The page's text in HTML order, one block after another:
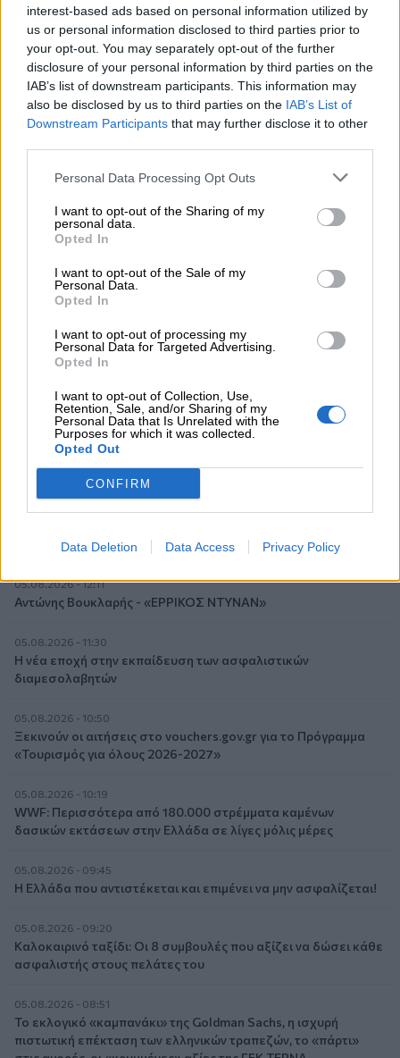
interest-based ads based on personal information utilized by
us or personal information disclosed to third parties prior to
your opt-out. You may separately opt-out of the further
disclosure of your personal information by third parties on the
IAB’s list of downstream participants. This information may
also be disclosed by us to third parties on the IAB’s List of
Downstream Participants that may further disclose it to other
Personal Data Processing Opt Outs
I want to opt-out of the Sharing of my
personal data.
Opted In
I want to opt-out of the Sale of my
Personal Data.
Opted In
I want to opt-out of processing my
Personal Data for Targeted Advertising.
Opted In
I want to opt-out of Collection, Use,
Retention, Sale, and/or Sharing of my
Personal Data that Is Unrelated with the
Purposes for which it was collected.
Opted Out
CONFIRM
Data Deletion Data Access Privacy Policy
06.08.2026 - 12:22
Kavita Patel - PhARMA Innovation Forum: Ένα στα πέντε
καινοτόμα φάρμακα φτάνει τελικά στην Ελλάδα
06.08.2026 - 11:37
Μείωση ασφαλιστικών εισφορών ύψους 240 εκατ. ευρώ
ζητούν οι έμποροι από την Κυβέρνηση
Ευρώπη: Μπορεί η κλιματική αλλαγή να οδηγήσει σε
ενεργειακή κρίση;
06.08.2026 - 09:15
06.08.2026 - 08:40
ελληνικές τράπεζες «πρωταθλήτριες» στα δάνεια, νέο deal
Βαρδινογιάννη- Εξάρχου και ο διπλασιασμός των κερδών της
05.08.2026 - 13:37
Randy Schekman, Νομπελίστας Ιατρικής: «Σε πέντε χρόνια
μπορεί να έχουμε θεραπεία που αναστέλλει την εξέλιξη του
Πάρκινσον»
παρονομαστή το κοινό συμφέρον
05.08.2026 - 12:11
Αντώνης Βουκλαρής - «ΕΡΡΙΚΟΣ ΝΤΥΝΑΝ»
05.08.2026 - 11:30
Η νέα εποχή στην εκπαίδευση των ασφαλιστικών
διαμεσολαβητών
05.08.2026 - 10:50
Ξεκινούν οι αιτήσεις στο vouchers.gov.gr για το Πρόγραμμα
«Τουρισμός για όλους 2026-2027»
05.08.2026 - 10:19
WWF: Περισσότερα από 180.000 στρέμματα καμένων
δασικών εκτάσεων στην Ελλάδα σε λίγες μόλις μέρες
05.08.2026 - 09:45
Η Ελλάδα που αντιστέκεται και επιμένει να μην ασφαλίζεται!
05.08.2026 - 09:20
Καλοκαιρινό ταξίδι: Οι 8 συμβουλές που αξίζει να δώσει κάθε
ασφαλιστής στους πελάτες του
05.08.2026 - 08:51
Το εκλογικό «καμπανάκι» της Goldman Sachs, η ισχυρή
πιστωτική επέκταση των ελληνικών τραπεζών, το «πάρτι»